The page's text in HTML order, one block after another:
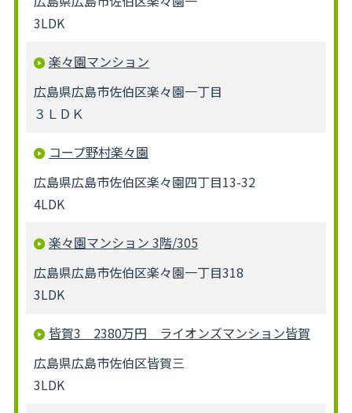
3LDK
楽々園マンション
広島県広島市佐伯区楽々園一丁目
３ＬＤＫ
コープ野村楽々園
広島県広島市佐伯区楽々園四丁目13-32
4LDK
楽々園マンション 3階/305
広島県広島市佐伯区楽々園一丁目318
3LDK
皆賀3 2380万円 ライオンズマンション皆賀
広島県広島市佐伯区皆賀三
3LDK